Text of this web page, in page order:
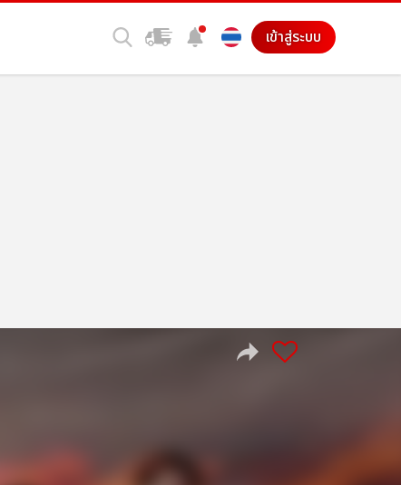
เข้าสู่ระบบ